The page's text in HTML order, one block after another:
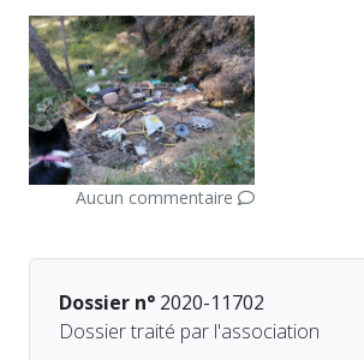
Aucun commentaire
Dossier n° 2020-11702
Dossier traité par l'association